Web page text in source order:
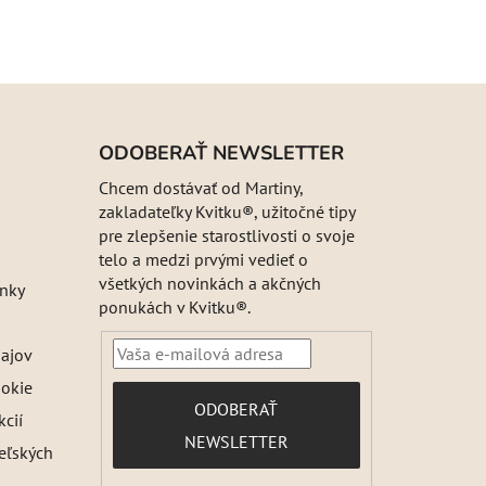
ODOBERAŤ NEWSLETTER
Chcem dostávať od Martiny,
zakladateľky Kvitku®, užitočné tipy
pre zlepšenie starostlivosti o svoje
telo a medzi prvými vedieť o
všetkých novinkách a akčných
ponukách v Kvitku®.
PRIHLÁSIŤ
SA
ODOBERAŤ
NEWSLETTER